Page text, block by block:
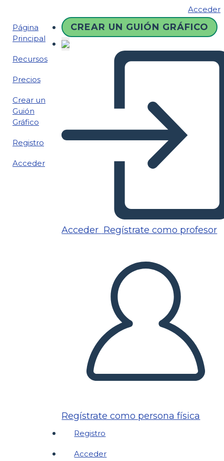
Acceder
Página
Principal
Recursos
Precios
Crear un
Guión
Gráfico
Registro
Acceder
CREAR UN GUIÓN GRÁFICO
Acceder Regístrate como profesor
Regístrate como persona física
Registro
Acceder